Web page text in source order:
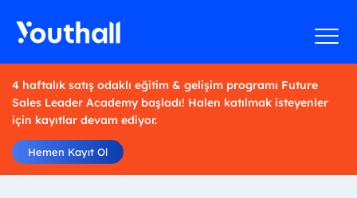
4 haftalık satış odaklı eğitim & gelişim programı Future
Sales Leader Academy başladı! Halen katılmak isteyenler
için kayıtlar devam ediyor.
Hemen Kayıt Ol